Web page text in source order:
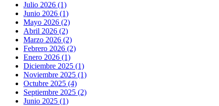
Julio 2026 (1)
Junio 2026 (1)
Mayo 2026 (2)
Abril 2026 (2)
Marzo 2026 (2)
Febrero 2026 (2)
Enero 2026 (1)
Diciembre 2025 (1)
Noviembre 2025 (1)
Octubre 2025 (4)
Septiembre 2025 (2)
Junio 2025 (1)